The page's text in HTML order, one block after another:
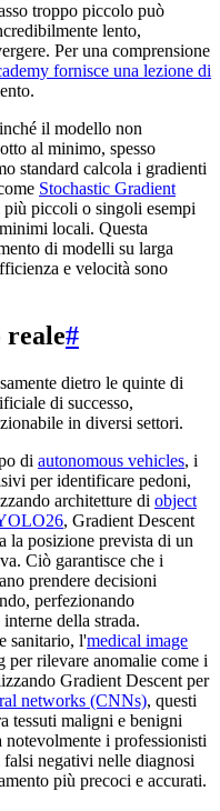
troppo piccolo può
lento,
Per una comprensione
fornisce una lezione di
il modello non
al minimo, spesso
standard calcola i gradienti
Stochastic Gradient
piccoli o singoli esempi
locali. Questa
di modelli su larga
e velocità sono
reale#
dietro le quinte di
di successo,
in diversi settori.
di autonomous vehicles, i
per identificare pedoni,
architetture di object
, Gradient Descent
la posizione prevista di un
Ciò garantisce che i
prendere decisioni
perfezionando
della strada.
sanitario, l'medical image
per rilevare anomalie come i
Gradient Descent per
networks (CNNs), questi
tessuti maligni e benigni
i professionisti
negativi nelle diagnosi
più precoci e accurati.